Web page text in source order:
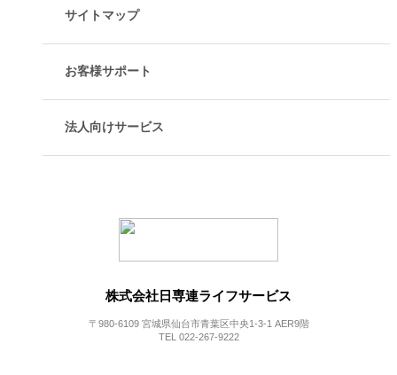
サイトマップ
お客様サポート
法人向けサービス
株式会社日専連ライフサービス
〒980-6109 宮城県仙台市青葉区中央1-3-1 AER9階
TEL 022-267-9222